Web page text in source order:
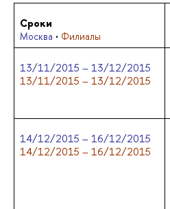
Сроки
Москва · Филиалы
13/11/2015 – 13/12/2015
13/11/2015 – 13/12/2015
14/12/2015 – 16/12/2015
14/12/2015 – 16/12/2015